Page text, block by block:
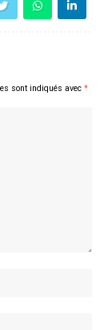
sont indiqués avec *